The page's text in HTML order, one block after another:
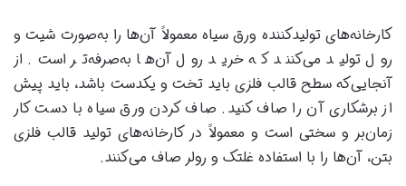
کارخانه‌های تولیدکننده ورق سیاه معمولاً آن‌ها را به‌صورت شیت و
رول تولید می‌کنند که خرید رول آن‌ها به‌صرفه‌تر است. از
آنجایی‌که سطح قالب فلزی باید تخت و یکدست باشد، باید پیش
از برشکاری آن را صاف کنید. صاف کردن ورق سیاه با دست کار
زمان‌بر و سختی است و معمولاً در کارخانه‌های تولید قالب فلزی
بتن، آن‌ها را با استفاده غلتک و رولر صاف می‌کنند.